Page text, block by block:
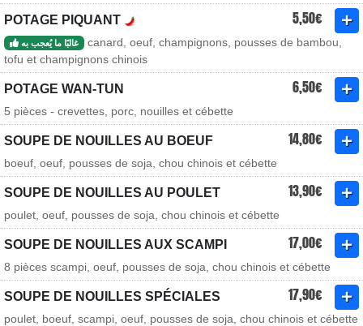
POTAGE PIQUANT 5,50€
غالبًا ما يُعجب به
canard, oeuf, champignons, pousses de bambou,
tofu et champignons chinois
POTAGE WAN-TUN 6,50€
5 pièces - crevettes, porc, nouilles et cébette
SOUPE DE NOUILLES AU BOEUF 14,80€
boeuf, oeuf, pousses de soja, chou chinois et cébette
SOUPE DE NOUILLES AU POULET 13,90€
poulet, oeuf, pousses de soja, chou chinois et cébette
SOUPE DE NOUILLES AUX SCAMPI 17,00€
8 pièces scampi, oeuf, pousses de soja, chou chinois et cébette
SOUPE DE NOUILLES SPÉCIALES 17,90€
poulet, boeuf, scampi, oeuf, pousses de soja, chou chinois et cébette